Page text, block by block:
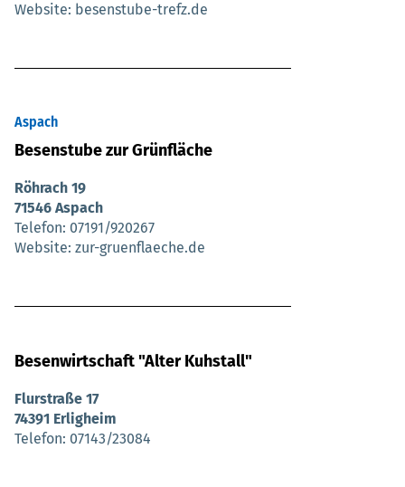
Website
besenstube-trefz.de
Aspach
Besenstube zur Grünfläche
Röhrach 19
71546 Aspach
Telefon 07191/920267
Website zur-gruenflaeche.de
Besenwirtschaft "Alter Kuhstall"
Flurstraße 17
74391 Erligheim
Telefon 07143/23084